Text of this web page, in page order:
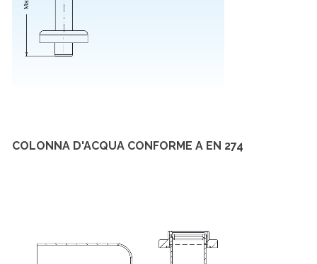
COLONNA D'ACQUA CONFORME A EN 274